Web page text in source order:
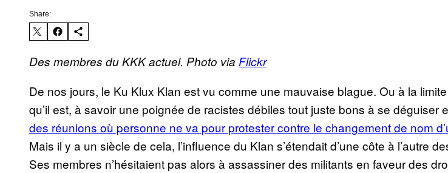
Share:
Des membres du KKK actuel. Photo via Flickr
De nos jours, le Ku Klux Klan est vu comme une mauvaise blague. Ou à la
qu’il est, à savoir une poignée de racistes débiles tout juste bons à se déguiser
des réunions où personne ne va pour protester contre le changement de nom
Mais il y a un siècle de cela, l’influence du Klan s’étendait d’une côte à l’autre
Ses membres n’hésitaient pas alors à assassiner des militants en faveur des